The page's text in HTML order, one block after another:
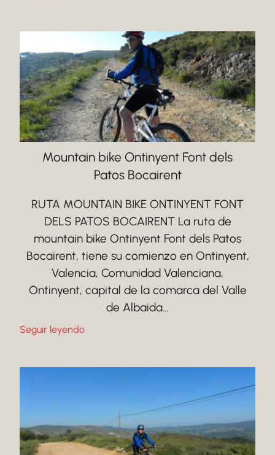
Mountain bike Ontinyent Font dels
Patos Bocairent
RUTA MOUNTAIN BIKE ONTINYENT FONT
DELS PATOS BOCAIRENT La ruta de
mountain bike Ontinyent Font dels Patos
Bocairent, tiene su comienzo en Ontinyent,
Valencia, Comunidad Valenciana,
Ontinyent, capital de la comarca del Valle
de Albaida…
Seguir leyendo